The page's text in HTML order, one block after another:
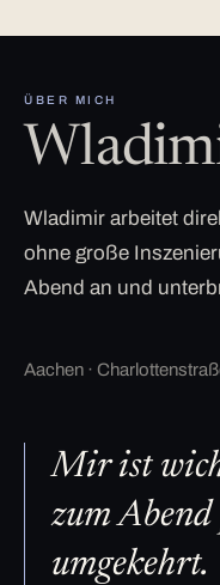
ÜBER MICH
Wladimir arbeitet
ohne große
Abend an und
Aachen ·
Mir ist
zum
umgekehrt.